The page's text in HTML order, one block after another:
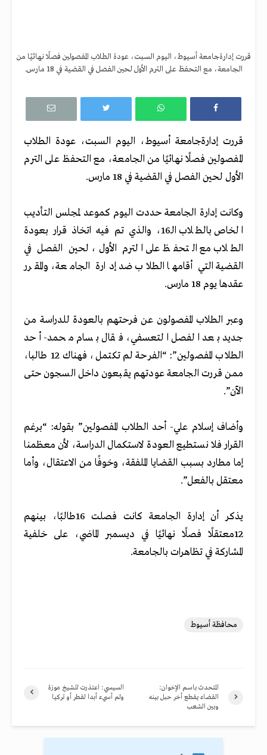
قررت إدارةجامعة أسيوط، اليوم السبت، عودة الطلاب المفصولين فصلًا نهائيًا من
الجامعة، مع التحفظ على الترم الأول لحين الفصل في القضية في 18 مارس.
قررت إدارةجامعة أسيوط، اليوم السبت، عودة الطلاب
المفصولين فصلًا نهائيًا من الجامعة، مع التحفظ على الترم
الأول لحين الفصل في القضية في 18 مارس.
وكانت إدارة الجامعة حددت اليوم كموعد لمجلس التأديب
الخاص بالطلاب الـ16، والذي تم فيه اتخاذ قرار بعودة
الطلاب مع التحفظ على الترم الأول، لحين الفصل في
القضية التي أقامها الطلاب ضد إدارة الجامعة، والمقرر
عقدها يوم 18 مارس.
وعبر الطلاب المفصولون عن فرحتهم بالعودة للدراسة من
جديد بعد الفصل التعسفي، فقال بسام محمد- أحد
الطلاب المفصولين”: “الفرحة لم تكتمل، فهناك 12 طالبا،
ممن قررت الجامعة عودتهم يقبعون داخل السجون حتى
الآن”.
وأضاف إسلام علي- أحد الطلاب المفصولين” بقوله: “برغم
القرار فلا نستطيع العودة لاستكمال الدراسة، لأن معظمنا
إما مطارد بسبب القضايا الملفقة، وخوفًا من الاعتقال، وأما
معتقل بالفعل”.
يذكر أن إدارة الجامعة كانت فصلت 16طالبًا، بينهم
12معتقلًا فصلًا نهائيًا في ديسمبر الماضي، على خلفية
المشاركة في تظاهرات بالجامعة.
محافظة أسيوط
السيسي: اعتذرت للشيخ موزة
ولم أسيء أبدا لقطر أو تركيا
المتحدث باسم الإخوان:
القضاء يقطع أخر حبل بينه
وبين الشعب